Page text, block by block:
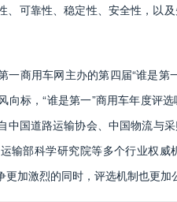
、可靠性、稳定性、安全性，以
一商用车网主办的第四届“谁是
向标，“谁是第一”商用车年度评
国道路运输协会、中国物流与
输部科学研究院等多个行业权
加激烈的同时，评选机制也更加